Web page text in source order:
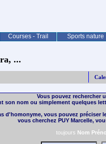
Courses - Trail Sports nature
...
Vous pouvez rechercher
son nom ou simplement quelques
d'homonyme, vous pouvez préciser
vous cherchez PUY Marcelle,
toujours Nom